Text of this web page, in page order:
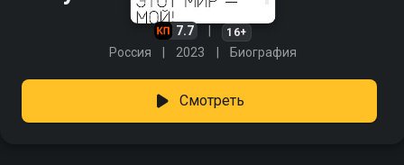
7.7 16+
Россия 2023 Биография
Смотреть